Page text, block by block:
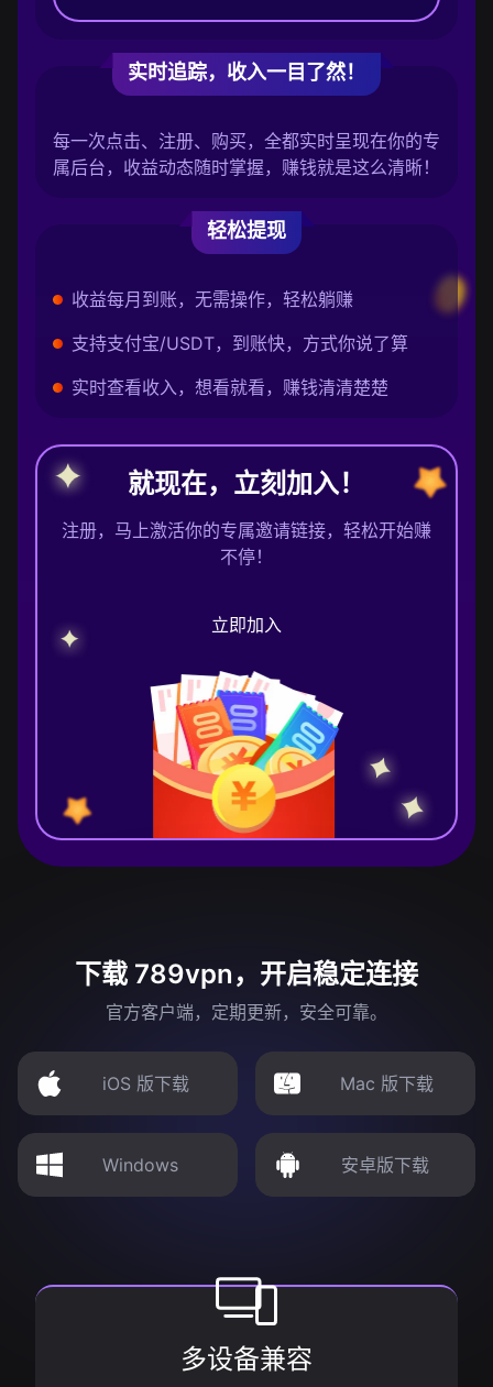
实时追踪，收入一目了然！
每一次点击、注册、购买，全都实时呈现在你的专
属后台，收益动态随时掌握，赚钱就是这么清晰！
轻松提现
收益每月到账，无需操作，轻松躺赚
支持支付宝/USDT，到账快，方式你说了算
实时查看收入，想看就看，赚钱清清楚楚
就现在，立刻加入！
注册，马上激活你的专属邀请链接，轻松开始赚
不停！
立即加入
下载 789vpn，开启稳定连接
官方客户端，定期更新，安全可靠。
iOS 版下载 Mac 版下载
Windows 安卓版下载
多设备兼容